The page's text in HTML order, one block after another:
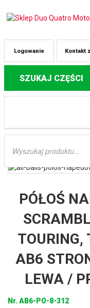
Kontakt
Logowanie
SZUKAJ CZĘŚCI
Wyszukiwarka
Części do
PRZÓD STRONA LEWA /
PÓŁOŚ
TOURING,
AB6
LEWA /
Nr.AB6-PO-8-312